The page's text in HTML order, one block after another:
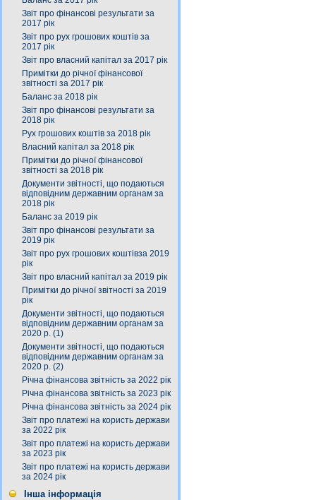
Звіт про фінансові результати за
2017 рік
Звіт про рух грошових коштів за
2017 рік
Звіт про власний капітал за 2017 рік
Примітки до річної фінансової
звітності за 2017 рік
Баланс за 2018 рік
Звіт про фінансові результати за
2018 рік
Рух грошових коштів за 2018 рік
Власний капітал за 2018 рік
Примітки до річної фінансової
звітності за 2018 рік
Документи звітності, що подаються
відповідним державним органам за
2018 рік
Баланс за 2019 рік
Звіт про фінансові результати за
2019 рік
Звіт про рух грошових коштівза 2019
рік
Звіт про власний капітал за 2019 рік
Примітки до річної звітності за 2019
рік
Документи звітності, що подаються
відповідним державним органам за
2020 р. (1)
Документи звітності, що подаються
відповідним державним органам за
2020 р. (2)
Річна фінансова звітність за 2022 рік
Річна фінансова звітність за 2023 рік
Річна фінансова звітність за 2024 рік
Звіт про платежі на користь держави
за 2022 рік
Звіт про платежі на користь держави
за 2023 рік
Звіт про платежі на користь держави
за 2024 рік
Інша інформація